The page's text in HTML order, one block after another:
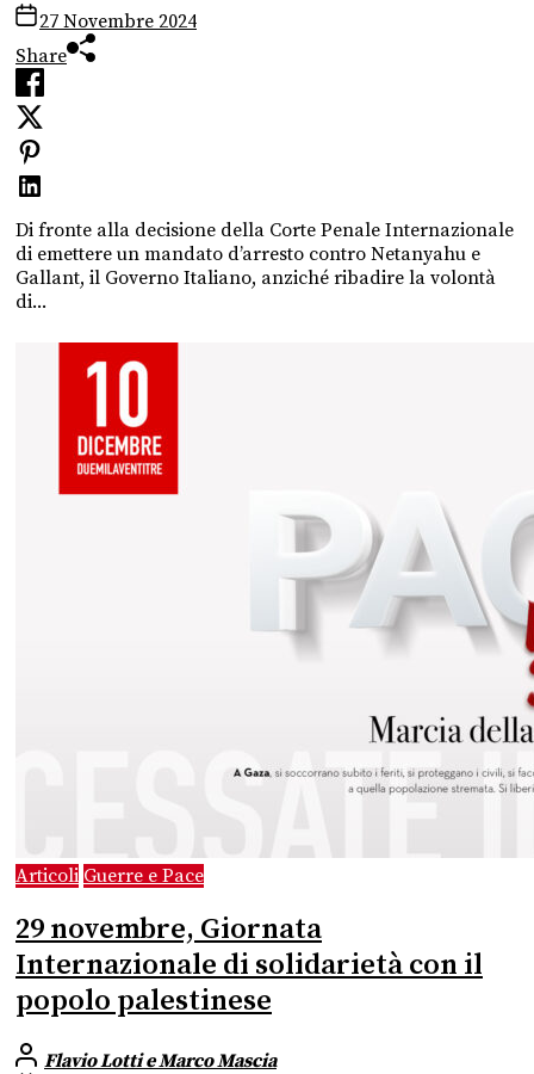
27 Novembre 2024
Share
Di fronte alla decisione della Corte Penale Internazionale
di emettere un mandato d’arresto contro Netanyahu e
Gallant, il Governo Italiano, anziché ribadire la volontà
di...
Articoli Guerre e Pace
29 novembre, Giornata
Internazionale di solidarietà con il
popolo palestinese
Flavio Lotti e Marco Mascia